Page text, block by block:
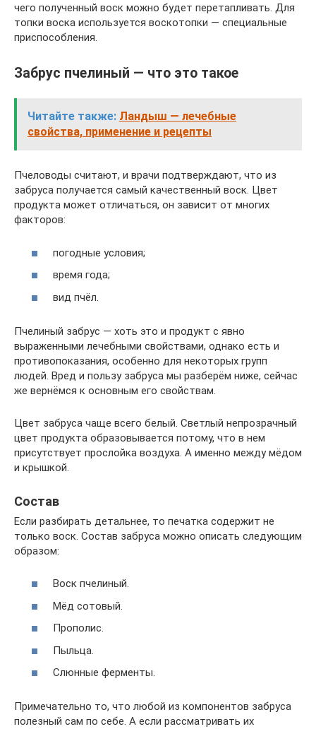
чего полученный воск можно будет перетапливать. Для
топки воска используется воскотопки — специальные
приспособления.
Забрус пчелиный — что это такое
Читайте также: Ландыш — лечебные
свойства, применение и рецепты
Пчеловоды считают, и врачи подтверждают, что из
забруса получается самый качественный воск. Цвет
продукта может отличаться, он зависит от многих
факторов:
погодные условия;
время года;
вид пчёл.
Пчелиный забрус — хоть это и продукт с явно
выраженными лечебными свойствами, однако есть и
противопоказания, особенно для некоторых групп
людей. Вред и пользу забруса мы разберём ниже, сейчас
же вернёмся к основным его свойствам.
Цвет забруса чаще всего белый. Светлый непрозрачный
цвет продукта образовывается потому, что в нем
присутствует прослойка воздуха. А именно между мёдом
и крышкой.
Состав
Если разбирать детальнее, то печатка содержит не
только воск. Состав забруса можно описать следующим
образом:
Воск пчелиный.
Мёд сотовый.
Прополис.
Пыльца.
Слюнные ферменты.
Примечательно то, что любой из компонентов забруса
полезный сам по себе. А если рассматривать их